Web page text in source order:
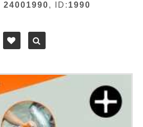
24001990, ID: 1990